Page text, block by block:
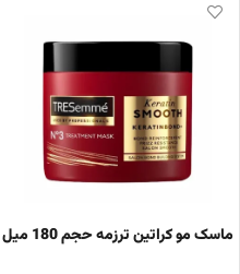
ماسک مو کراتین ترزمه حجم 180 میل